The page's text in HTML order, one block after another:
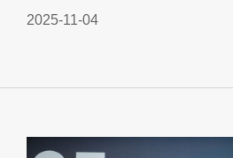
2025-11-04